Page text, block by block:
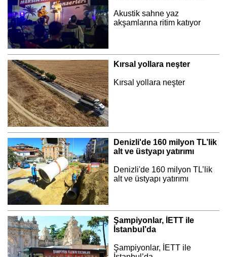
Akustik sahne yaz
akşamlarına ritim katıyor
Kırsal yollara neşter
Kırsal yollara neşter
Denizli'de 160 milyon TL’lik
alt ve üstyapı yatırımı
Denizli'de 160 milyon TL’lik
alt ve üstyapı yatırımı
Şampiyonlar, İETT ile
İstanbul’da
Şampiyonlar, İETT ile